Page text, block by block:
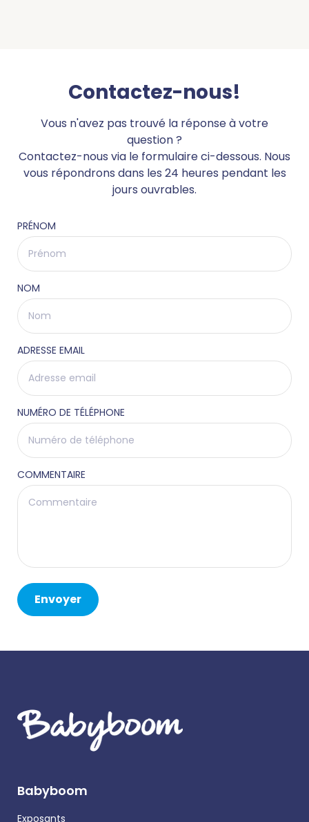
PRÉNOM
NOM
ADRESSE EMAIL
NUMÉRO DE TÉLÉPHONE
COMMENTAIRE
Envoyer
Contactez-nous!
Vous n'avez pas trouvé la réponse à votre
question ?
Contactez-nous via le formulaire ci-dessous. Nous
vous répondrons dans les 24 heures pendant les
jours ouvrables.
Babyboom
Exposants